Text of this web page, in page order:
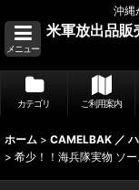
沖縄
メニュー
米軍放出品
カテゴリ ご利用案内
ホーム > CAMELBAK ／
> 希少！！海兵隊実物 ソ